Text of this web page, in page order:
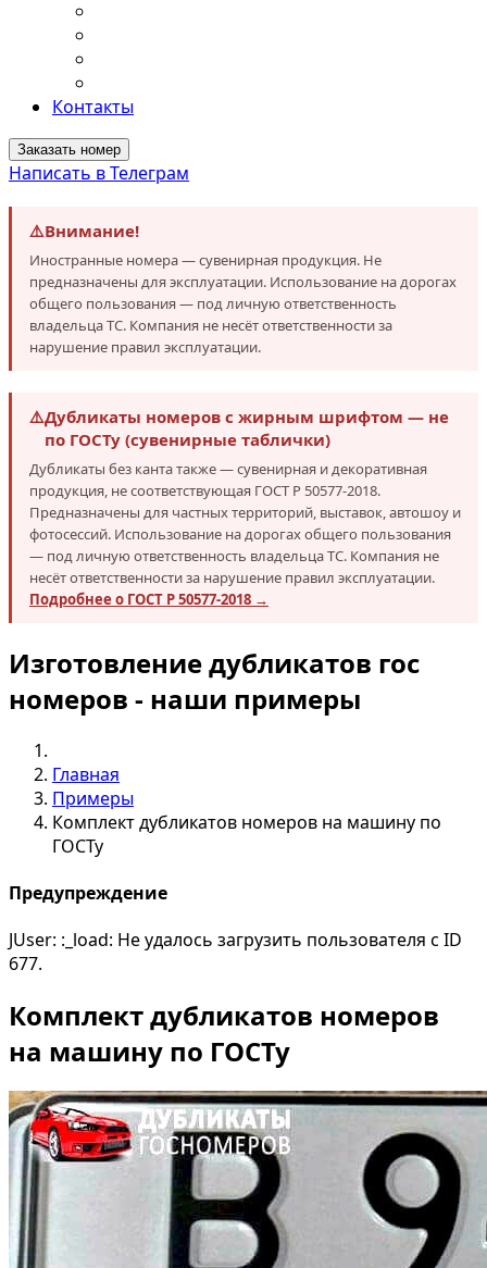
Контакты
Заказать номер
Написать в Телеграм
⚠️Внимание!
Иностранные номера — сувенирная продукция. Не
предназначены для эксплуатации. Использование на дорогах
общего пользования — под личную ответственность
владельца ТС. Компания не несёт ответственности за
нарушение правил эксплуатации.
⚠️Дубликаты номеров с жирным шрифтом — не
по ГОСТу (сувенирные таблички)
Дубликаты без канта также — сувенирная и декоративная
продукция, не соответствующая ГОСТ Р 50577-2018.
Предназначены для частных территорий, выставок, автошоу и
фотосессий. Использование на дорогах общего пользования
— под личную ответственность владельца ТС. Компания не
несёт ответственности за нарушение правил эксплуатации.
Подробнее о ГОСТ Р 50577-2018 →
Изготовление дубликатов гос
номеров - наши примеры
Главная
Примеры
Комплект дубликатов номеров на машину по
ГОСТу
Предупреждение
JUser: :_load: Не удалось загрузить пользователя с ID
677.
Комплект дубликатов номеров
на машину по ГОСТу